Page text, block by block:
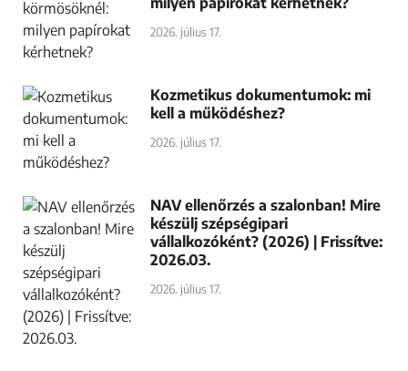
2026. július 17.
Kozmetikus dokumentumok: mi
kell a működéshez?
2026. július 17.
NAV ellenőrzés a szalonban! Mire
készülj szépségipari
vállalkozóként? (2026) | Frissítve:
2026.03.
2026. július 17.